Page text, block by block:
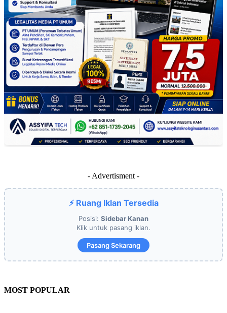
- Advertisment -
⚡ Ruang Iklan Tersedia
Posisi: Sidebar Kanan
Klik untuk pasang iklan.
Pasang Sekarang
MOST POPULAR